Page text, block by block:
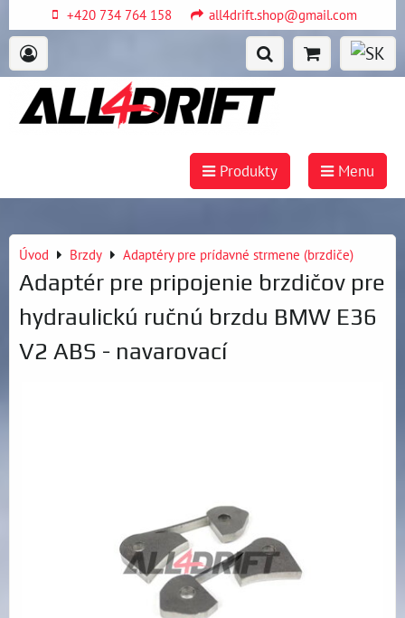
+420 734 764 158 all4drift.shop@gmail.com
Produkty Menu
Úvod Brzdy Adaptéry pre prídavné strmene (brzdiče)
Adaptér pre pripojenie brzdičov pre
hydraulickú ručnú brzdu BMW E36
V2 ABS - navarovací